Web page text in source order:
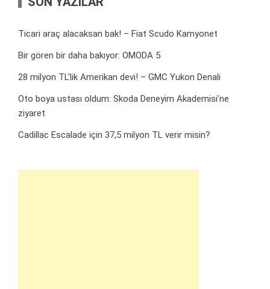
Ticari araç alacaksan bak! – Fiat Scudo Kamyonet
Bir gören bir daha bakıyor: OMODA 5
28 milyon TL’lik Amerikan devi! – GMC Yukon Denali
Oto boya ustası oldum: Skoda Deneyim Akademisi’ne
ziyaret
Cadillac Escalade için 37,5 milyon TL verir misin?